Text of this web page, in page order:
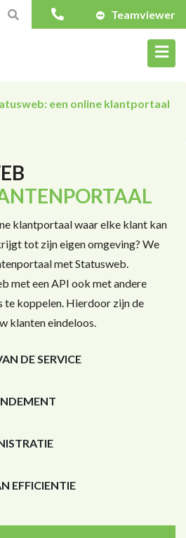
Teamviewer
een online klantportaal
klantportaal waar elke klant kan
tot zijn eigen omgeving? We
met Statusweb.
met een API ook met andere
te koppelen. Hierdoor zijn de
klanten eindeloos.
DE SERVICE
EFFICIENTIE